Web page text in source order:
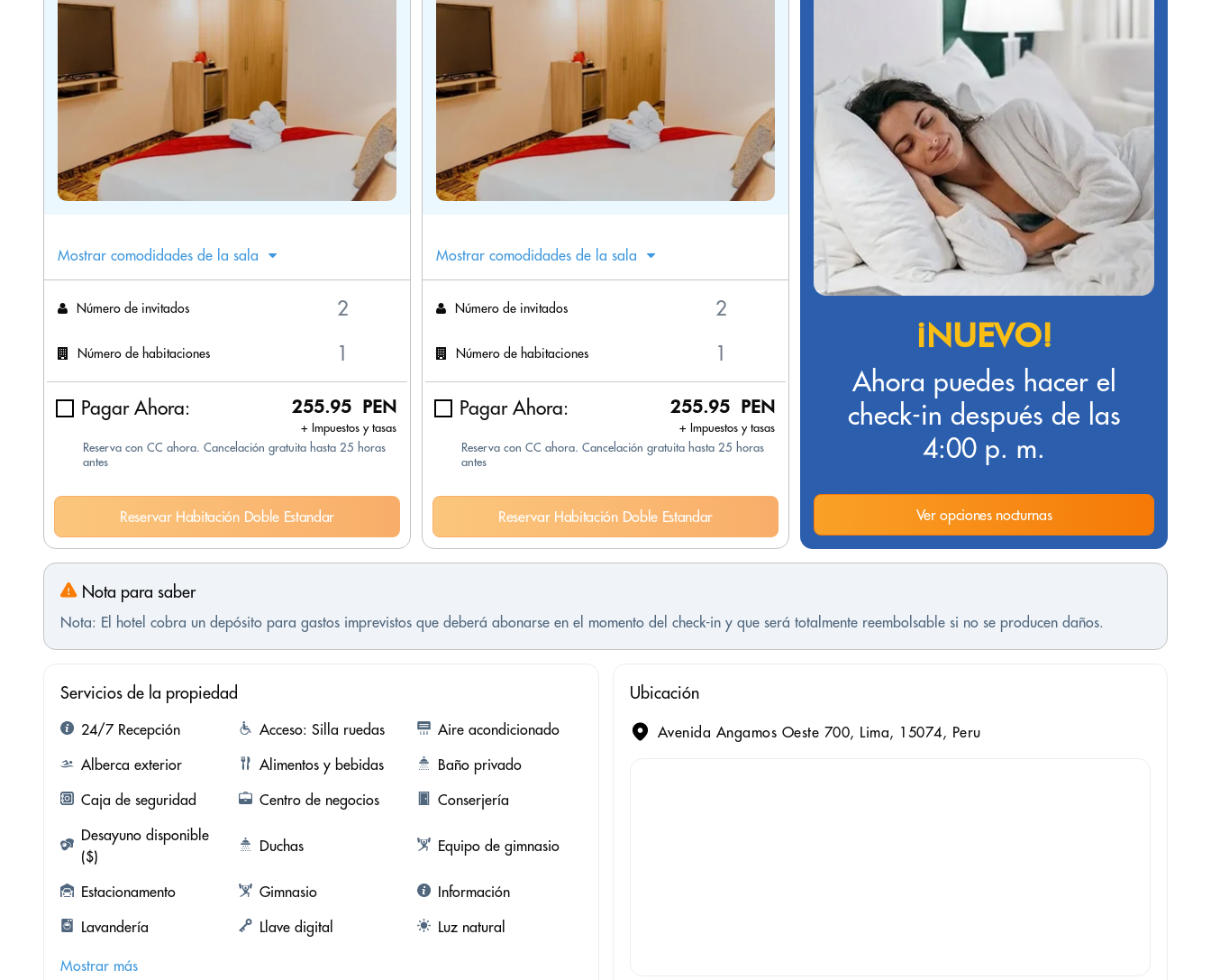
Mostrar comodidades de la sala
Número de invitados
Número de habitaciones
Pagar Ahora: 255.95 PEN
+ Impuestos y tasas
Reserva con CC ahora. Cancelación gratuita hasta 25 horas
antes
Reservar Habitación Doble Estandar
Mostrar comodidades de la sala
Número de invitados
Número de habitaciones
Pagar Ahora: 255.95 PEN
+ Impuestos y tasas
Reserva con CC ahora. Cancelación gratuita hasta 25 horas
antes
Reservar Habitación Doble Estandar
¡NUEVO!
Ahora puedes hacer el
check-in después de las
4:00 p. m.
Ver opciones nocturnas
Nota para saber
Nota: El hotel cobra un depósito para gastos imprevistos que deberá abonarse en el momento del check-in y que será totalmente reembolsable si no se producen daños.
Servicios de la propiedad
24/7 Recepción Acceso: Silla ruedas
Aire acondicionado
Alberca exterior
Alimentos y bebidas
Baño privado
Caja de seguridad
Centro de negocios
Conserjería
Desayuno disponible
($)
Duchas Equipo de gimnasio
Estacionamento Gimnasio
Información
Lavandería
Llave digital Luz natural
Mostrar más
Ubicación
Avenida Angamos Oeste 700, Lima, 15074, Peru